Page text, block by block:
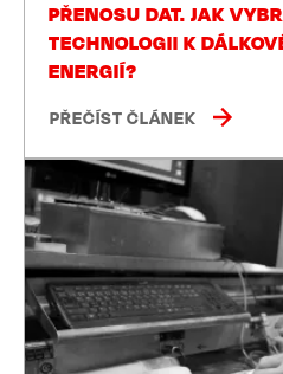
PŘENOSU DAT. JAK
TECHNOLOGII K
ENERGIÍ?
PŘEČÍST ČLÁNEK